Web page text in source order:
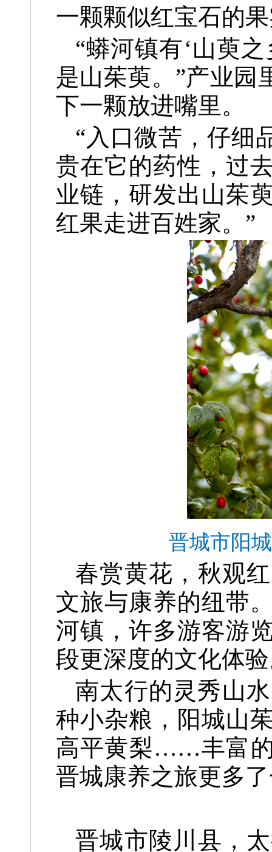
一颗颗似红宝石的
“蟒河镇有‘山萸
是山茱萸。”产业园
下一颗放进嘴里。
“入口微苦，仔细
贵在它的药性，过
业链，研发出山茱
红果走进百姓家。”
晋城市阳
春赏黄花，秋观
文旅与康养的纽带
河镇，许多游客游
段更深度的文化体
南太行的灵秀山
种小杂粮，阳城山
高平黄梨……丰富的
晋城康养之旅更多
晋城市陵川县，